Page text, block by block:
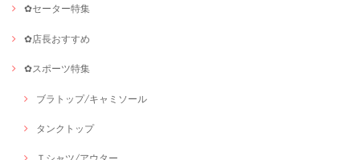
✿セーター特集
✿店長おすすめ
✿スポーツ特集
ブラトップ/キャミソール
タンクトップ